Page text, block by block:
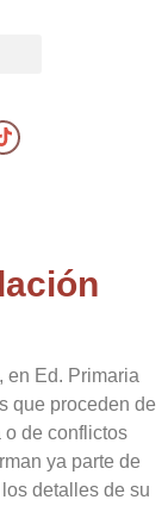
en Ed. Primaria
que proceden de
o de conflictos
ya parte de
detalles de su